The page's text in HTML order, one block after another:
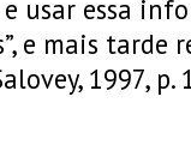
usar essa
e mais tarde
1997, p.